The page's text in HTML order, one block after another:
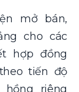
mở bán,
cho các
hợp đồng
tiến độ
riêng